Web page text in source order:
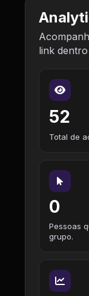
link
52
Total de
0
Pessoas
grupo.